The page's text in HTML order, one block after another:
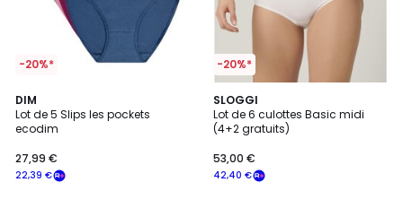
-20%*
DIM
Lot de 5 Slips les pockets
ecodim
22,39 €
27,99 €
4,2
/ 5
4
Couleurs
-20%*
SLOGGI
Lot de 6 culottes Basic midi
(4+2 gratuits)
42,40 €
53,00 €
4,6
/ 5
2
Couleurs